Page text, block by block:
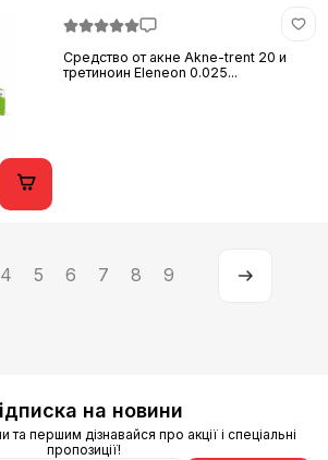
Средство от акне Akne-trent 20 и
третиноин Eleneon 0.025...
4 5 6 7 8 9
на новини
першим дізнавайся про акції і спеціальні
пропозиції!